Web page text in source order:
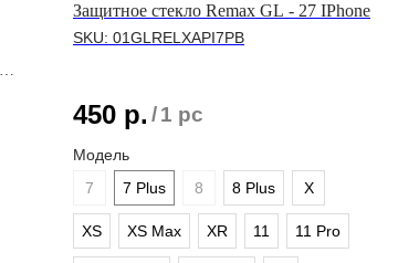
Защитное стекло Remax GL - 27 IPhone
SKU: 01GLRELXAPI7PB
450 р. /1 pc
Модель
7
7 Plus 8 8 Plus X
XS XS Max XR 11 11 Pro